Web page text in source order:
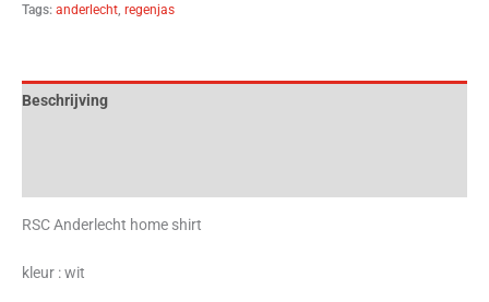
Tags: anderlecht regenjas
Beschrijving
RSC Anderlecht home shirt
kleur : wit